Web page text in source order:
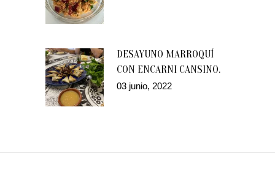
DESAYUNO MARROQUÍ
CON ENCARNI CANSINO.
03 junio, 2022